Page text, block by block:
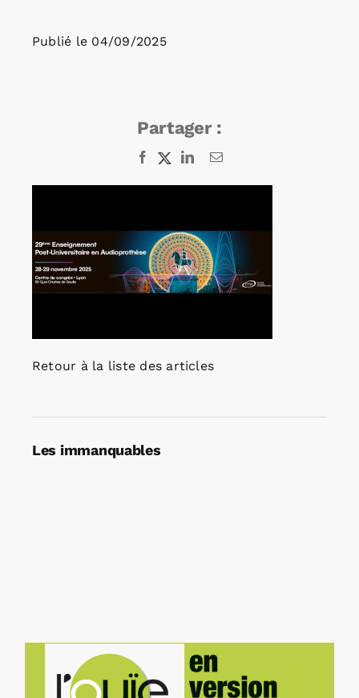
Rechercher:
Publié le 04/09/2025
Partager :
Facebook
X LinkedInEmail
Retour à la liste des articles
Les immanquables